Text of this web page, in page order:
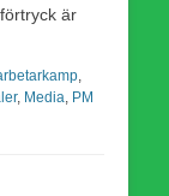
är
, Media PM